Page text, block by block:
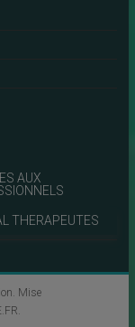
AUX
THERAPEUTES
. Mise
.